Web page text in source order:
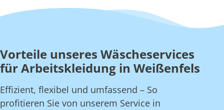
Vorteile unseres Wäscheservices
für Arbeitskleidung in Weißenfels
Effizient, flexibel und umfassend – So
profitieren Sie von unserem Service in